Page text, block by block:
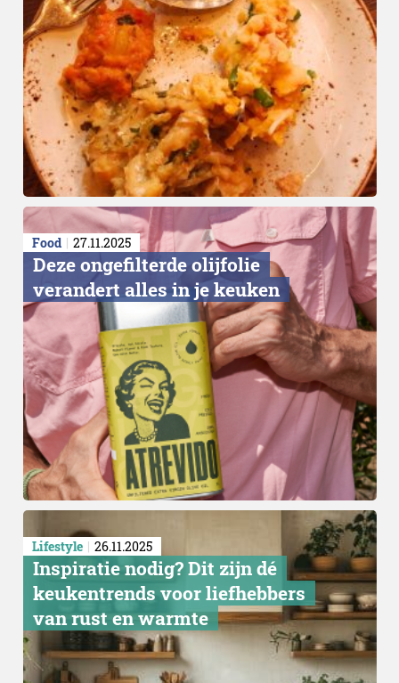
Food 27.11.2025
Deze ongefilterde olijfolie
verandert alles in je keuken
Lifestyle 26.11.2025
Inspiratie nodig? Dit zijn dé
keukentrends voor liefhebbers
van rust en warmte